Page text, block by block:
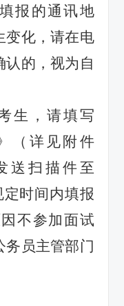
报的通讯地
变化，请在电
认的，视为自
生，请填写
（详见附件
送扫描件至
定时间内填报
不参加面试
务员主管部门